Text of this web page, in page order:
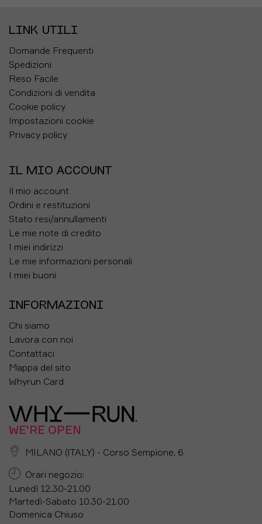
LINK UTILI
Domande Frequenti
Spedizioni
Reso Facile
Condizioni di vendita
Cookie policy
Impostazioni cookie
Privacy policy
IL MIO ACCOUNT
Il mio account
Ordini e restituzioni
Stato resi/annullamenti
Le mie note di credito
I miei indirizzi
Le mie informazioni personali
I miei buoni
INFORMAZIONI
Chi siamo
Lavora con noi
Contattaci
Mappa del sito
Whyrun Card
WE'RE OPEN
MILANO (ITALY) - Corso Sempione, 6
Orari negozio:
Lunedì 12.30-21.00
Martedì-Sabato 10.30-21.00
Domenica Chiuso